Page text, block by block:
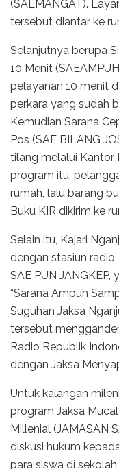
(SAEMANGAT).
tersebut diantar ke
Selanjutnya berupa
10 Menit
pelayanan 10 menit
perkara yang sudah
Kemudian Sarana
Pos (SAE BILANG
tilang melalui Kantor
program itu,
rumah, lalu barang
Buku KIR dikirim ke
Selain itu, Kajari
dengan stasiun
SAE PUN
“Sarana Ampuh
Suguhan Jaksa
tersebut
Radio Republik
dengan Jaksa
Untuk kalangan
program Jaksa
Millenial (JAMASAN
diskusi hukum
para siswa di